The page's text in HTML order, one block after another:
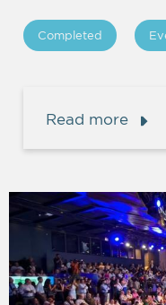
Completed
Read more